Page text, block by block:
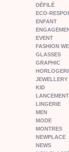
DÉFILÉ
ECO-
ENFANT
EVENT
FASHION
GLASSES
GRAPHIC
JEWELLERY
KID
LANCEMENT
LINGERIE
MEN
MODE
MONTRES
NEWPLACE
NEWS